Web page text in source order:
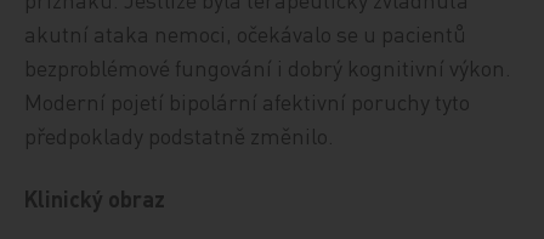
akutní ataka nemoci, očekávalo se u pacientů
bezproblémové fungování i dobrý kognitivní výkon.
Moderní pojetí bipolární afektivní poruchy tyto
předpoklady podstatně změnilo.
Klinický obraz